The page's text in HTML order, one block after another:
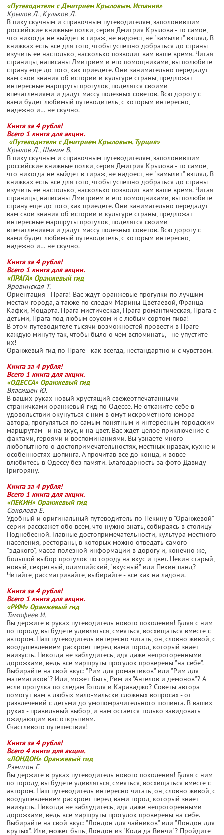
«Путеводители с Дмитрием Крыловым. Испания»
Крылов Д., Кульков Д.
В пику скучным и справочным путеводителям, заполонившим
российские книжные полки, серия Дмитрия Крылова - то самое,
что никогда не выйдет в тираж, не надоест, не "замылит" взгляд. В
книжках есть все для того, чтобы успешно добраться до страны
изучить ее настолько, насколько позволит вам ваше время. Читая
страницы, написаны Дмитрием и его помощниками, вы полюбите
страну еще до того, как приедете. Они занимательно передадут
вам свои знания об истории и культуре страны, предложат
интересные маршруты прогулок, поделятся своими
впечатлениями и дадут массу полезных советов. Всю дорогу с
вами будет любимый путеводитель, с которым интересно,
надежно и… не скучно.
Книга за 4 рубля!
Всего 1 книга для акции.
«Путеводители с Дмитрием Крыловым. Турция»
Крылов Д., Шанин В.
В пику скучным и справочным путеводителям, заполонившим
российские книжные полки, серия Дмитрия Крылова - то самое,
что никогда не выйдет в тираж, не надоест, не "замылит" взгляд. В
книжках есть все для того, чтобы успешно добраться до страны
изучить ее настолько, насколько позволит вам ваше время. Читая
страницы, написаны Дмитрием и его помощниками, вы полюбите
страну еще до того, как приедете. Они занимательно передадут
вам свои знания об истории и культуре страны, предложат
интересные маршруты прогулок, поделятся своими
впечатлениями и дадут массу полезных советов. Всю дорогу с
вами будет любимый путеводитель, с которым интересно,
надежно и… не скучно.
Книга за 4 рубля!
Всего 1 книга для акции.
«ПРАГА» Оранжевый гид
Яровинская Т.
Ориентация - Прага! Вас ждут оранжевые прогулки по лучшим
местам города, а также по следам Марины Цветаевой, Франца
Кафки, Моцарта. Прага мистическая, Прага романтическая, Прага с
детьми, Прага под любым соусом и с любым сортом пива!
В этом путеводителе тысячи возможностей провести в Праге
каждую минуту так, чтобы было о чем вспоминать, - не упустите
их!
Оранжевый гид по Праге - как всегда, нестандартно и с чувством.
Книга за 4 рубля!
Всего 1 книга для акции.
«ОДЕССА» Оранжевый гид
Власишен Ю.
В ваших руках новый хрустящий свежеотпечатанными
страничками оранжевый гид по Одессе. Не откажите себе в
удовольствии окунуться с ним в омут искрометного юмора
автора, прогуляться по самым понятным и интересным городским
маршрутам - и на вкус, и на цвет. Вас ждет целое приключение с
фактами, героями и воспоминаниями. Вы узнаете много
любопытного о достопримечательностях, местных нравах, кухне и
особенностях шопинга. А прочитав все до конца, и вовсе
влюбитесь в Одессу без памяти. Благодарность за фото Давиду
Григоряну.
Книга за 4 рубля!
Всего 1 книга для акции.
«ПЕКИН» Оранжевый гид
Соколова Е.
Удобный и оригинальный путеводитель по Пекину в "Оранжевой"
серии расскажет обо всем, что нужно знать, собираясь в столицу
Поднебесной. Главные достопримечательности, культура местного
населения, рестораны, в которых можно отведать самого
"эдакого", масса полезной информации в дорогу и, конечно же,
большой выбор прогулок по городу на вкус и цвет. Пекин старый,
новый, секретный, олимпийский, "вкусный" или Пекин панд?
Читайте, рассматривайте, выбирайте - все как на ладони.
Книга за 4 рубля!
Всего 1 книга для акции.
«РИМ» Оранжевый гид
Тимофеев И.
Вы держите в руках путеводитель нового поколения! Гуляя с ним
по городу, вы будете удивляться, смеяться, восхищаться вместе с
автором. Наш путеводитель интересно читать, он, словно живой, с
воодушевлением раскроет перед вами город, который знает
наизусть. Никогда не заблудитесь, идя даже непроторенными
дорожками, ведь все маршруты прогулок проверены "на себе".
Выбирайте на свой вкус: "Рим для романтиков" или "Рим для
математиков"? Или, может быть, Рим из "Ангелов и демонов"? А
если прогулка по следам Гоголя и Караваджо? Советы автора
помогут вам в любых мало-мальски сложных вопросах - от
развлечений с детьми до умопомрачительного шопинга. В ваших
руках - правильный выбор, и нам остается только завидовать
ожидающим вас открытиям.
Счастливого путешествия!
Книга за 4 рубля!
Всего 4 книги для акции.
«ЛОНДОН» Оранжевый гид
Рэмптон Г.
Вы держите в руках путеводитель нового поколения! Гуляя с ним
по городу, вы будете удивляться, смеяться, восхищаться вместе с
автором. Наш путеводитель интересно читать, он, словно живой, с
воодушевлением раскроет перед вами город, который знает
наизусть. Никогда не заблудитесь, идя даже непроторенными
дорожками, ведь все маршруты прогулок проверены на себе.
Выбирайте на свой вкус: "Лондон для чайников" или "Лондон для
крутых". Или, может быть, Лондон из "Кода да Винчи"? Пройдите